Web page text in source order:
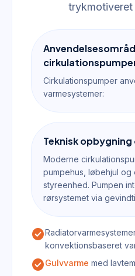
trykmotiveret
Cirkulationspumper
varmesystemer:
Teknisk
Moderne
pumpehus, løbehjul og
styreenhed. Pumpen
rørsystemet via
check_circle
konvektionsbaseret
check_circleGulvvarme med